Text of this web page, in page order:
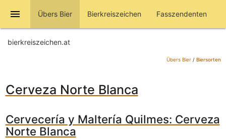
menu Übers Bier Bierkreiszeichen Fasszendenten
bierkreiszeichen.at
Übers Bier/ Biersorten
Cerveza Norte Blanca
Cervecería y Maltería Quilmes: Cerveza
Norte Blanca